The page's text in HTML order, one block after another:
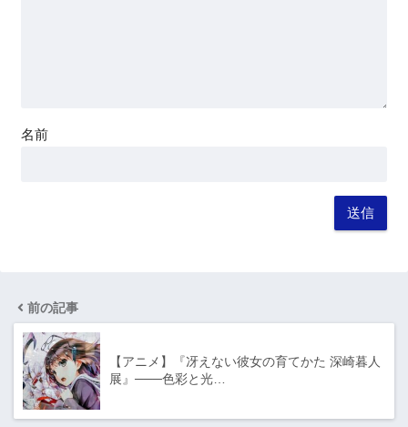
名前
前の記事
【アニメ】『冴えない彼女の育てかた 深崎暮人
展』───色彩と光…